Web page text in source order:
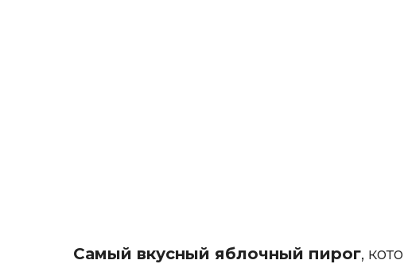
Самый вкусный яблочный пирог,